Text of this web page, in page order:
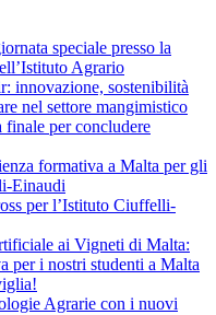
speciale presso la
Agrario
innovazione, sostenibilità
nel settore mangimistico
finale per concludere
formativa a Malta per gli
Einaudi
per l’Istituto Ciuffelli-
ai Vigneti di Malta:
per i nostri studenti a Malta
Agrarie con i nuovi